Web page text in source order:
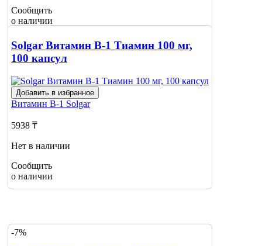
Сообщить
о наличии
Solgar Витамин B-1 Тиамин 100 мг,
100 капсул
Добавить в избранное
Витамин В-1 Solgar
5938 ₸
Нет в наличии
Сообщить
о наличии
-7%